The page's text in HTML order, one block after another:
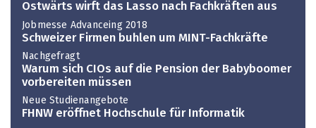
Ostwärts wirft das Lasso nach Fachkräften aus
Jobmesse Advanceing 2018
Schweizer Firmen buhlen um MINT-Fachkräfte
Nachgefragt
Warum sich CIOs auf die Pension der Babyboomer
vorbereiten müssen
Neue Studienangebote
FHNW eröffnet Hochschule für Informatik